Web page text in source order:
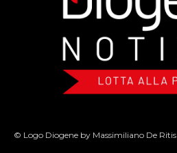
© Logo Diogene by Massimiliano De Ritis